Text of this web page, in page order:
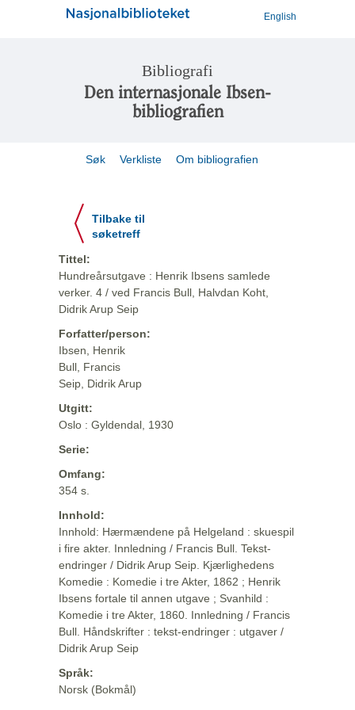
English
Bibliografi
Den internasjonale Ibsen-
bibliografien
Søk Verkliste Om bibliografien
Tilbake til
søketreff
Tittel:
Hundreårsutgave : Henrik Ibsens samlede
verker. 4 / ved Francis Bull, Halvdan Koht,
Didrik Arup Seip
Forfatter/person:
Ibsen, Henrik
Bull, Francis
Seip, Didrik Arup
Utgitt:
Oslo : Gyldendal, 1930
Serie:
Omfang:
354 s.
Innhold:
Innhold: Hærmændene på Helgeland : skuespil
i fire akter. Innledning / Francis Bull. Tekst-
endringer / Didrik Arup Seip. Kjærlighedens
Komedie : Komedie i tre Akter, 1862 ; Henrik
Ibsens fortale til annen utgave ; Svanhild :
Komedie i tre Akter, 1860. Innledning / Francis
Bull. Håndskrifter : tekst-endringer : utgaver /
Didrik Arup Seip
Språk:
Norsk (Bokmål)